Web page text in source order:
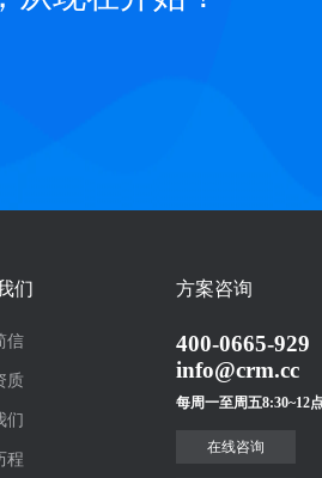
们
信
质
们
程
方案咨询
400-0665-929
info@crm.cc
每周一至周五8:30~12
在线咨询